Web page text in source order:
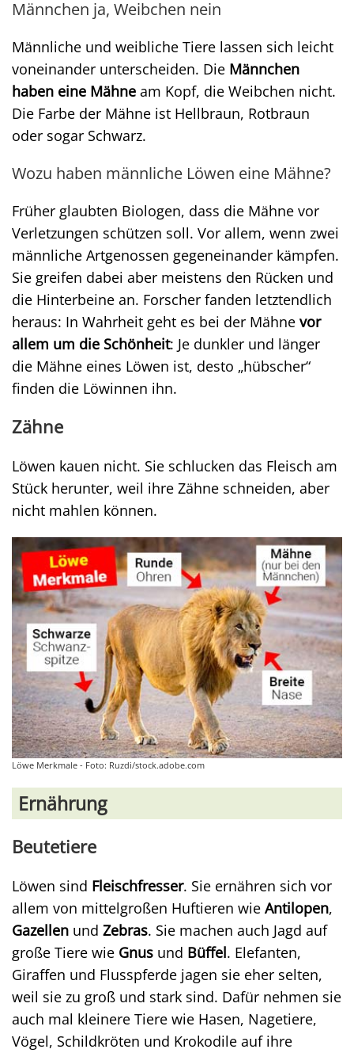
Männchen ja, Weibchen nein
Männliche und weibliche Tiere lassen sich leicht
voneinander unterscheiden. Die Männchen
haben eine Mähne am Kopf, die Weibchen nicht.
Die Farbe der Mähne ist Hellbraun, Rotbraun
oder sogar Schwarz.
Wozu haben männliche Löwen eine Mähne?
Früher glaubten Biologen, dass die Mähne vor
Verletzungen schützen soll. Vor allem, wenn zwei
männliche Artgenossen gegeneinander kämpfen.
Sie greifen dabei aber meistens den Rücken und
die Hinterbeine an. Forscher fanden letztendlich
heraus: In Wahrheit geht es bei der Mähne vor
allem um die Schönheit: Je dunkler und länger
die Mähne eines Löwen ist, desto „hübscher“
finden die Löwinnen ihn.
Zähne
Löwen kauen nicht. Sie schlucken das Fleisch am
Stück herunter, weil ihre Zähne schneiden, aber
nicht mahlen können.
Löwe Merkmale - Foto: Ruzdi/stock.adobe.com
Ernährung
Beutetiere
Löwen sind Fleischfresser. Sie ernähren sich vor
allem von mittelgroßen Huftieren wie Antilopen,
Gazellen und Zebras. Sie machen auch Jagd auf
große Tiere wie Gnus und Büffel. Elefanten,
Giraffen und Flusspferde jagen sie eher selten,
weil sie zu groß und stark sind. Dafür nehmen sie
auch mal kleinere Tiere wie Hasen, Nagetiere,
Vögel, Schildkröten und Krokodile auf ihre